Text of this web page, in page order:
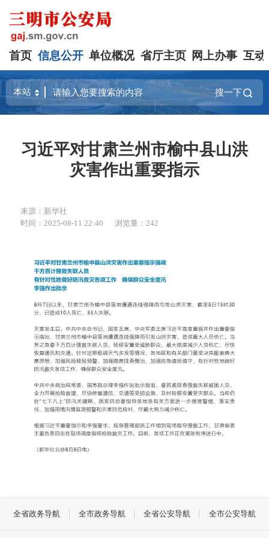
首页 信息公开 单位概况 省厅主页 网上办事 互动
搜一下
习近平对甘肃兰州市榆中县山洪
灾害作出重要指示
来源：新华社
时间：2025-08-11 22:40
浏览量：242
全省政务导航 全市政务导航 全省公安导航 全市公安导航